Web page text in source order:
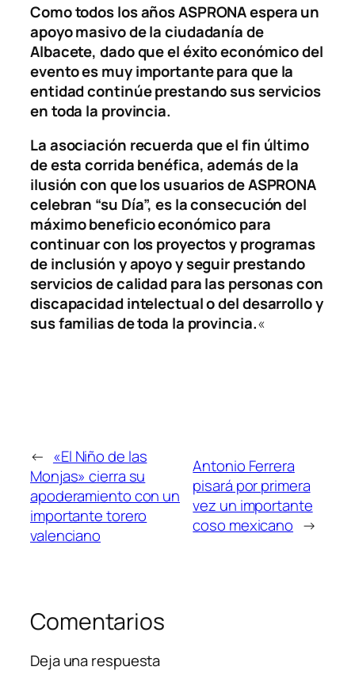
Como todos los años ASPRONA espera un
apoyo masivo de la ciudadanía de
Albacete, dado que el éxito económico del
evento es muy importante para que la
entidad continúe prestando sus servicios
en toda la provincia.
La asociación recuerda que el fin último
de esta corrida benéfica, además de la
ilusión con que los usuarios de ASPRONA
celebran “su Día”, es la consecución del
máximo beneficio económico para
continuar con los proyectos y programas
de inclusión y apoyo y seguir prestando
servicios de calidad para las personas con
discapacidad intelectual o del desarrollo y
sus familias de toda la provincia.«
← «El Niño de las
Monjas» cierra su
apoderamiento con un
importante torero
valenciano
Antonio Ferrera
pisará por primera
vez un importante
coso mexicano →
Comentarios
Deja una respuesta